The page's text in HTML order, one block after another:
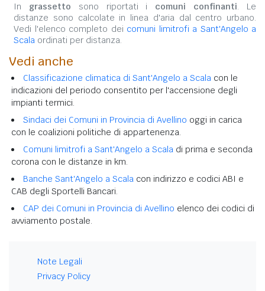
In grassetto sono riportati i comuni confinanti. Le
distanze sono calcolate in linea d'aria dal centro urbano.
Vedi l'elenco completo dei comuni limitrofi a Sant'Angelo a
Scala ordinati per distanza.
Vedi anche
Classificazione climatica di Sant'Angelo a Scala con le
indicazioni del periodo consentito per l'accensione degli
impianti termici.
Sindaci dei Comuni in Provincia di Avellino oggi in carica
con le coalizioni politiche di appartenenza.
Comuni limitrofi a Sant'Angelo a Scala di prima e seconda
corona con le distanze in km.
Banche Sant'Angelo a Scala con indirizzo e codici ABI e
CAB degli Sportelli Bancari.
CAP dei Comuni in Provincia di Avellino elenco dei codici di
avviamento postale.
Note Legali
Privacy Policy